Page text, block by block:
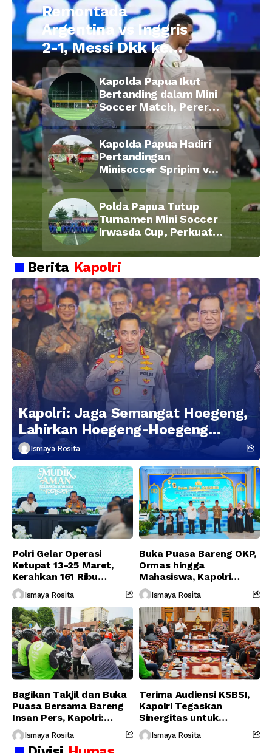
Remontada
Argentina vs Inggris
2-1, Messi Dkk ke
Final Piala Dunia
2026
Kapolda Papua Ikut
Bertanding dalam Mini
Soccer Match, Pererat
Kebersamaan Personel
di Bulan Ramadan
Kapolda Papua Hadiri
Pertandingan
Minisoccer Spripim vs
Bid Propam, Pererat
Soliditas dan
Kebersamaan Personel
Polda Papua Tutup
Turnamen Mini Soccer
Irwasda Cup, Perkuat
Kebersamaan Personel
Berita Kapolri
Kapolri: Jaga Semangat Hoegeng,
Lahirkan Hoegeng-Hoegeng
Berikutnya
Ismaya Rosita
Polri Gelar Operasi
Ketupat 13-25 Maret,
Kerahkan 161 Ribu
Personel Gabungan
Ismaya Rosita
Buka Puasa Bareng OKP,
Ormas hingga
Mahasiswa, Kapolri
Serukan Jaga
Persatuan-Dukung
Program Pemerintah
Ismaya Rosita
Bagikan Takjil dan Buka
Puasa Bersama Bareng
Insan Pers, Kapolri:
Suara Media Suara
Publik
Ismaya Rosita
Terima Audiensi KSBSI,
Kapolri Tegaskan
Sinergitas untuk
Perjuangkan Hak Buruh
Ismaya Rosita